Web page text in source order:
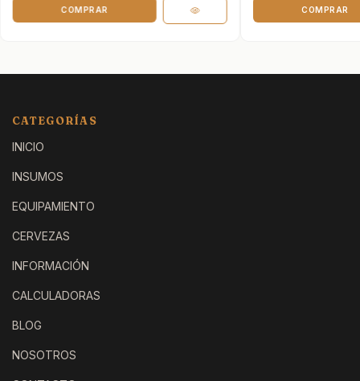
COMPRAR COMPRAR
CATEGORÍAS
INICIO
INSUMOS
EQUIPAMIENTO
CERVEZAS
INFORMACIÓN
CALCULADORAS
BLOG
NOSOTROS